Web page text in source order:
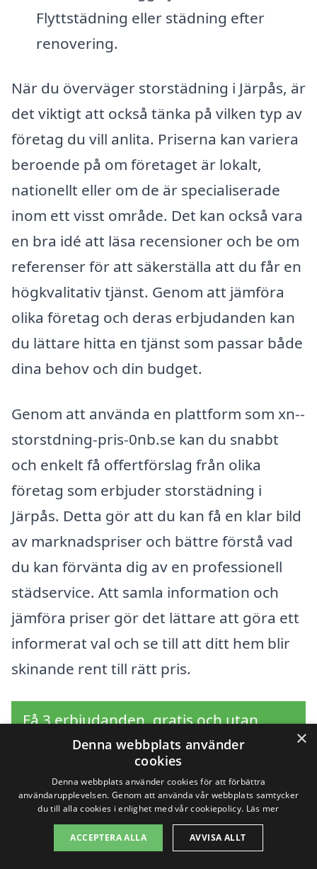
Flyttstädning eller städning efter
renovering.
När du överväger storstädning i Järpås, är
det viktigt att också tänka på vilken typ av
företag du vill anlita. Priserna kan variera
beroende på om företaget är lokalt,
nationellt eller om de är specialiserade
inom ett visst område. Det kan också vara
en bra idé att läsa recensioner och be om
referenser för att säkerställa att du får en
högkvalitativ tjänst. Genom att jämföra
olika företag och deras erbjudanden kan
du lättare hitta en tjänst som passar både
dina behov och din budget.
Genom att använda en plattform som xn--
storstdning-pris-0nb.se kan du snabbt
och enkelt få offertförslag från olika
företag som erbjuder storstädning i
Järpås. Detta gör att du kan få en klar bild
av marknadspriser och bättre förstå vad
du kan förvänta dig av en professionell
städservice. Att samla information och
jämföra priser gör det lättare att göra ett
informerat val och se till att ditt hem blir
skinande rent till rätt pris.
Få 3 erbjudanden, gratis och utan
förpliktelser
Sök efter en
professionell för
×
Denna webbplats använder
cookies
Denna webbplats använder cookies för att förbättra
användarupplevelsen. Genom att använda vår webbplats samtycker
du till alla cookies i enlighet med vår cookiepolicy. Läs mer
ACCEPTERA ALLA AVVISA ALLT